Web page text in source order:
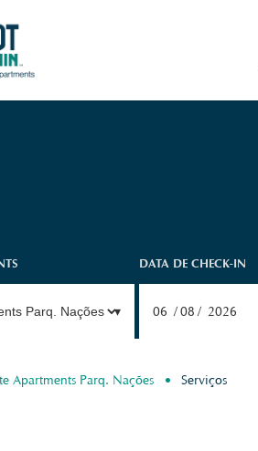
DATA DE CHECK-IN
06 08 2026
Apartments Parq. Nações Serviços